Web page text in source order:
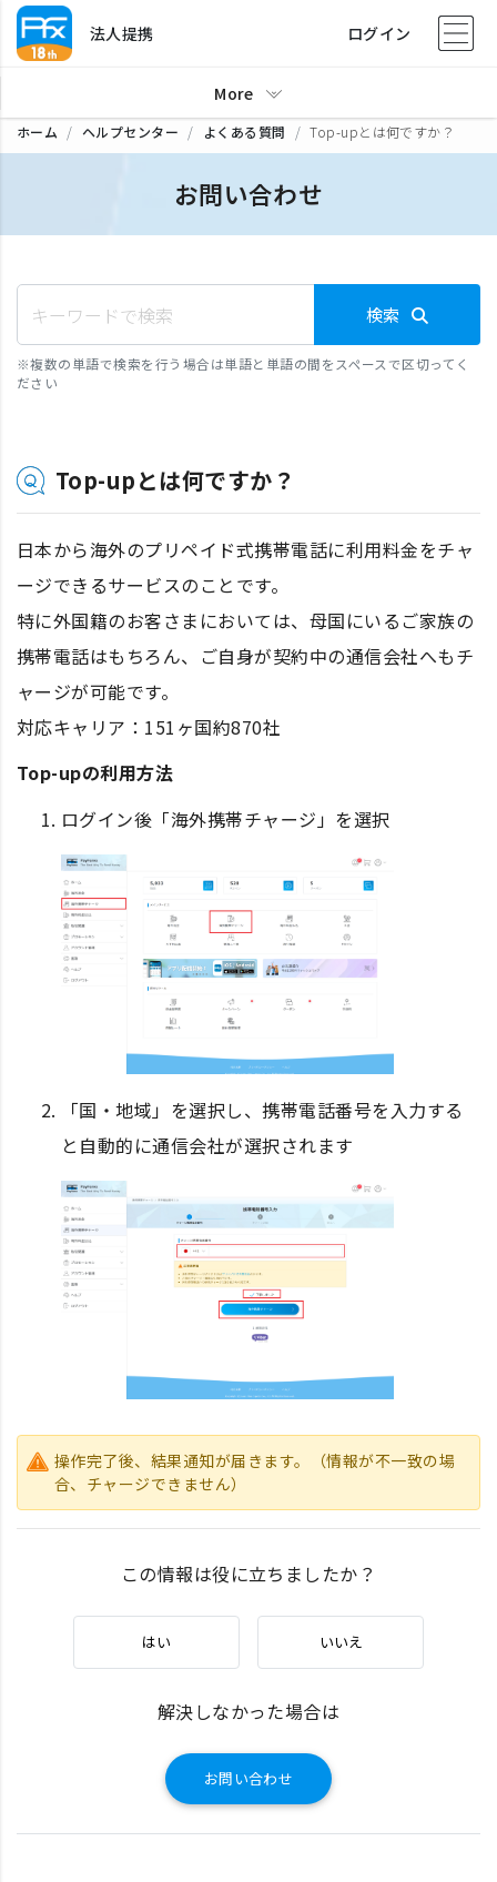
法人提携 ログイン
More
ホーム ヘルプセンター よくある質問 Top-upとは何ですか？
お問い合わせ
検索
※複数の単語で検索を行う場合は単語と単語の間をスペースで区切ってく
ださい
Top-upとは何ですか？
日本から海外のプリペイド式携帯電話に利用料金をチャ
ージできるサービスのことです。
特に外国籍のお客さまにおいては、母国にいるご家族の
携帯電話はもちろん、ご自身が契約中の通信会社へもチ
ャージが可能です。
対応キャリア：151ヶ国約870社
Top-upの利用方法
ログイン後「海外携帯チャージ」を選択
「国・地域」を選択し、携帯電話番号を入力する
と自動的に通信会社が選択されます
操作完了後、結果通知が届きます。（情報が不⼀致の場
合、チャージできません）
この情報は役に立ちましたか？
はい いいえ
解決しなかった場合は
お問い合わせ